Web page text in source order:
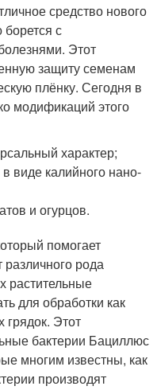
средство нового
с
Этот
защиту семенам
плёнку. Сегодня в
модификаций этого
характер;
виде калийного нано-
и огурцов.
помогает
различного рода
растительные
для обработки как
грядок. Этот
бактерии Бациллюс
многим известны, как
производят